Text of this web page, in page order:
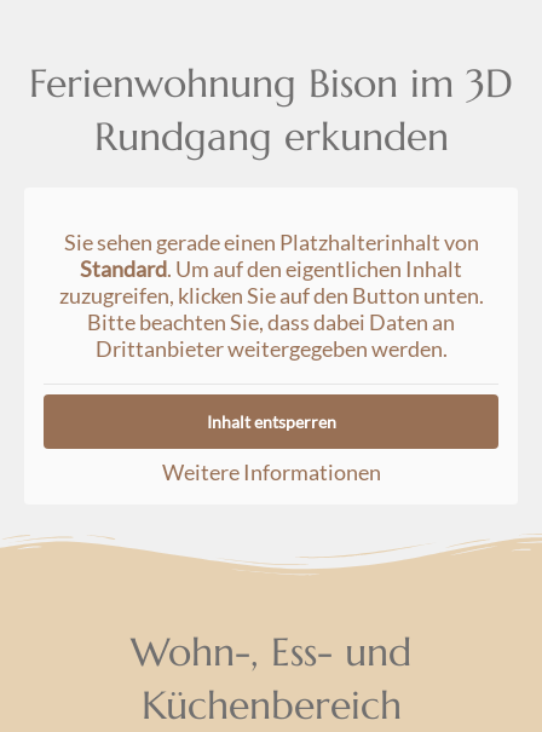
Ferienwohnung Bison im 3D
Rundgang erkunden
Sie sehen gerade einen Platzhalterinhalt von
Standard. Um auf den eigentlichen Inhalt
zuzugreifen, klicken Sie auf den Button unten.
Bitte beachten Sie, dass dabei Daten an
Drittanbieter weitergegeben werden.
Inhalt entsperren
Weitere Informationen
Wohn-, Ess- und
Küchenbereich